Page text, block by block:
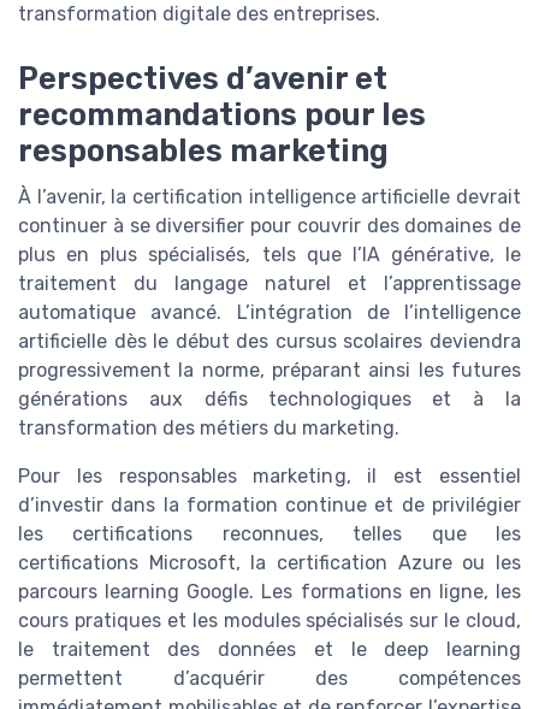
transformation digitale des entreprises.
Perspectives d’avenir et
recommandations pour les
responsables marketing
À l’avenir, la certification intelligence artificielle devrait
continuer à se diversifier pour couvrir des domaines de
plus en plus spécialisés, tels que l’IA générative, le
traitement du langage naturel et l’apprentissage
automatique avancé. L’intégration de l’intelligence
artificielle dès le début des cursus scolaires deviendra
progressivement la norme, préparant ainsi les futures
générations aux défis technologiques et à la
transformation des métiers du marketing.
Pour les responsables marketing, il est essentiel
d’investir dans la formation continue et de privilégier
les certifications reconnues, telles que les
certifications Microsoft, la certification Azure ou les
parcours learning Google. Les formations en ligne, les
cours pratiques et les modules spécialisés sur le cloud,
le traitement des données et le deep learning
permettent d’acquérir des compétences